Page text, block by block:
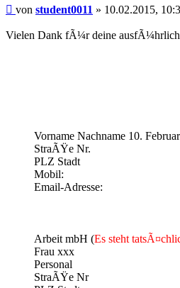
Beitrag
von student0011 » 10.02.2015,
Vielen Dank fÃ¼r deine
Vorname Nachname 10.
StraÃŸe Nr.
PLZ Stadt
Mobil:
Email-Adresse:
Arbeit mbH (Es steht
Frau xxx
Personal
StraÃŸe Nr